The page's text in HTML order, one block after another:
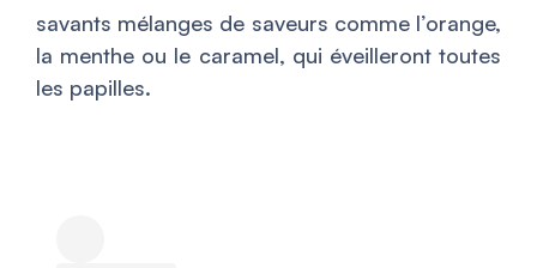
savants mélanges de saveurs comme l’orange,
la menthe ou le caramel, qui éveilleront toutes
les papilles.